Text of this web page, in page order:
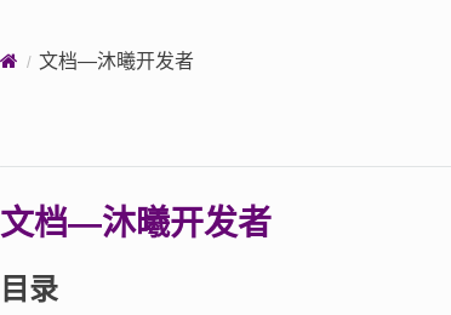
文档—沐曦开发者
文档—沐曦开发者
目录